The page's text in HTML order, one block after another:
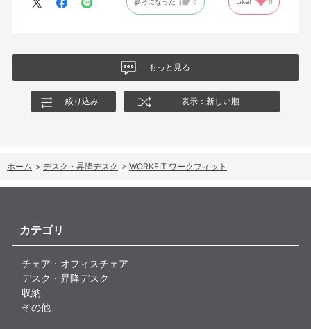
もっと見る
絞り込み 表示：新しい順
ホーム > デスク・昇降デスク > WORKFIT ワークフィット
カテゴリ
チェア・オフィスチェア
デスク・昇降デスク
収納
その他